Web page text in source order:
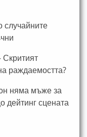
Скритият
раждаемостта?
няма мъже за
сцената